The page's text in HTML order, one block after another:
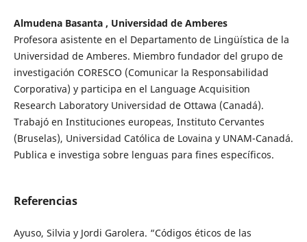
Almudena Basanta , Universidad de Amberes
Profesora asistente en el Departamento de Lingüística de la
Universidad de Amberes. Miembro fundador del grupo de
investigación CORESCO (Comunicar la Responsabilidad
Corporativa) y participa en el Language Acquisition
Research Laboratory Universidad de Ottawa (Canadá).
Trabajó en Instituciones europeas, Instituto Cervantes
(Bruselas), Universidad Católica de Lovaina y UNAM-Canadá.
Publica e investiga sobre lenguas para fines específicos.
Referencias
Ayuso, Silvia y Jordi Garolera. “Códigos éticos de las